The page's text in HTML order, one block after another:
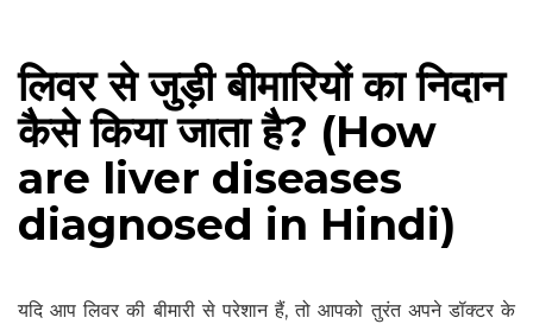
लिवर से जुड़ी बीमारियों का निदान
कैसे किया जाता है? (How
are liver diseases
diagnosed in Hindi)
यदि आप लिवर की बीमारी से परेशान हैं, तो आपको तुरंत अपने डॉक्टर के